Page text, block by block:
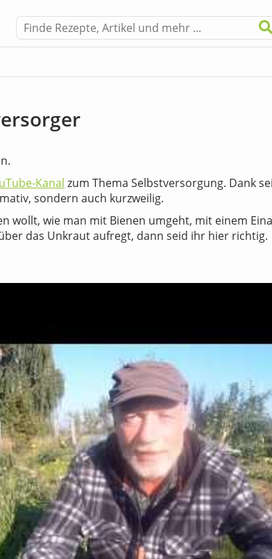
Kanal zum Thema Selbstversorgung. Dank
sondern auch kurzweilig.
wollt, wie man mit Bienen umgeht, mit einem
das Unkraut aufregt, dann seid ihr hier richtig.